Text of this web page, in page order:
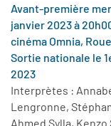
Avant-première
janvier 2023 à
cinéma Omnia,
Sortie nationale le
2023
Interprètes :
Lengronne,
Ahmed Sylla, Kenzo